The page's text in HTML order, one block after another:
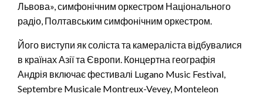
Львова», симфонічним оркестром Національного
радіо, Полтавським симфонічним оркестром.
Його виступи як соліста та камераліста відбувалися
в країнах Азії та Європи. Концертна географія
Андрія включає фестивалі Lugano Music Festival,
Septembre Musicale Montreux-Vevey, Monteleon